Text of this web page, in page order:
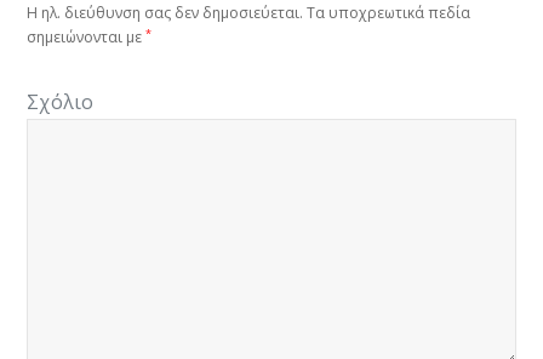
Η ηλ. διεύθυνση σας δεν δημοσιεύεται. Τα υποχρεωτικά πεδία
σημειώνονται με*
Σχόλιο